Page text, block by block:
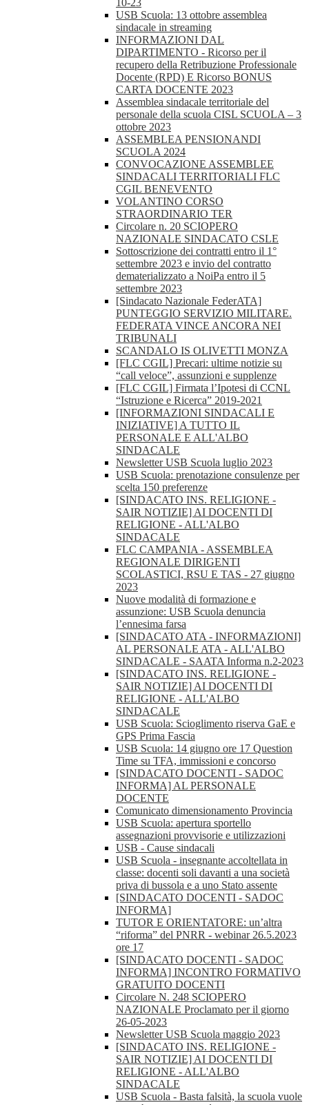
10-23
USB Scuola: 13 ottobre assemblea
sindacale in streaming
INFORMAZIONI DAL
DIPARTIMENTO - Ricorso per il
recupero della Retribuzione Professionale
Docente (RPD) E Ricorso BONUS
CARTA DOCENTE 2023
Assemblea sindacale territoriale del
personale della scuola CISL SCUOLA – 3
ottobre 2023
ASSEMBLEA PENSIONANDI
SCUOLA 2024
CONVOCAZIONE ASSEMBLEE
SINDACALI TERRITORIALI FLC
CGIL BENEVENTO
VOLANTINO CORSO
STRAORDINARIO TER
Circolare n. 20 SCIOPERO
NAZIONALE SINDACATO CSLE
Sottoscrizione dei contratti entro il 1°
settembre 2023 e invio del contratto
dematerializzato a NoiPa entro il 5
settembre 2023
[Sindacato Nazionale FederATA]
PUNTEGGIO SERVIZIO MILITARE.
FEDERATA VINCE ANCORA NEI
TRIBUNALI
SCANDALO IS OLIVETTI MONZA
[FLC CGIL] Precari: ultime notizie su
“call veloce”, assunzioni e supplenze
[FLC CGIL] Firmata l’Ipotesi di CCNL
“Istruzione e Ricerca” 2019-2021
[INFORMAZIONI SINDACALI E
INIZIATIVE] A TUTTO IL
PERSONALE E ALL'ALBO
SINDACALE
Newsletter USB Scuola luglio 2023
USB Scuola: prenotazione consulenze per
scelta 150 preferenze
[SINDACATO INS. RELIGIONE -
SAIR NOTIZIE] AI DOCENTI DI
RELIGIONE - ALL'ALBO
SINDACALE
FLC CAMPANIA - ASSEMBLEA
REGIONALE DIRIGENTI
SCOLASTICI, RSU E TAS - 27 giugno
2023
Nuove modalità di formazione e
assunzione: USB Scuola denuncia
l’ennesima farsa
[SINDACATO ATA - INFORMAZIONI]
AL PERSONALE ATA - ALL'ALBO
SINDACALE - SAATA Informa n.2-2023
[SINDACATO INS. RELIGIONE -
SAIR NOTIZIE] AI DOCENTI DI
RELIGIONE - ALL'ALBO
SINDACALE
USB Scuola: Scioglimento riserva GaE e
GPS Prima Fascia
USB Scuola: 14 giugno ore 17 Question
Time su TFA, immissioni e concorso
[SINDACATO DOCENTI - SADOC
INFORMA] AL PERSONALE
DOCENTE
Comunicato dimensionamento Provincia
USB Scuola: apertura sportello
assegnazioni provvisorie e utilizzazioni
USB - Cause sindacali
USB Scuola - insegnante accoltellata in
classe: docenti soli davanti a una società
priva di bussola e a uno Stato assente
[SINDACATO DOCENTI - SADOC
INFORMA]
TUTOR E ORIENTATORE: un’altra
“riforma” del PNRR - webinar 26.5.2023
ore 17
[SINDACATO DOCENTI - SADOC
INFORMA] INCONTRO FORMATIVO
GRATUITO DOCENTI
Circolare N. 248 SCIOPERO
NAZIONALE Proclamato per il giorno
26-05-2023
Newsletter USB Scuola maggio 2023
[SINDACATO INS. RELIGIONE -
SAIR NOTIZIE] AI DOCENTI DI
RELIGIONE - ALL'ALBO
SINDACALE
USB Scuola - Basta falsità, la scuola vuole